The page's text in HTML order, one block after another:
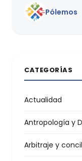
Pólemos
CATEGORÍAS
Actualidad
Antropología y
Arbitraje y